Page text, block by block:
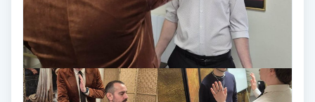
Gelenaglar
Gellack
Gellack med förstärkning